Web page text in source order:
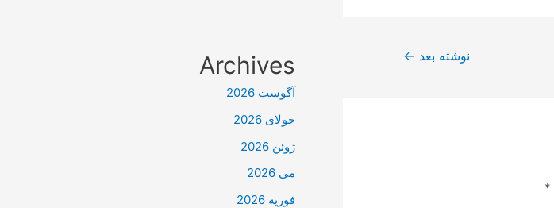
نوشته بعد ←
*
Archives
آگوست 2026
جولای 2026
ژوئن 2026
می 2026
فوریه 2026